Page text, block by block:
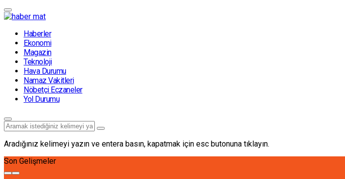
Haberler
Ekonomi
Magazin
Teknoloji
Hava Durumu
Namaz Vakitleri
Nöbetçi Eczaneler
Yol Durumu
Aradığınız kelimeyi yazın ve entera basın, kapatmak için esc butonuna tıklayın.
Son Gelişmeler